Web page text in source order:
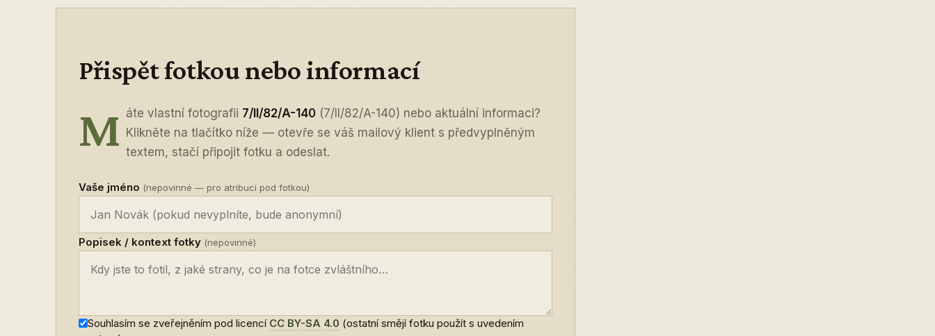
Přispět fotkou nebo informací
M áte vlastní fotografii 7/II/82/A-140 (7/II/82/A-140) nebo aktuální informaci?
Klikněte na tlačítko níže — otevře se váš mailový klient s předvyplněným
textem, stačí připojit fotku a odeslat.
Vaše jméno (nepovinné — pro atribuci pod fotkou)
Popisek / kontext fotky (nepovinné)
Souhlasím se zveřejněním pod licencí CC BY-SA 4.0 (ostatní smějí fotku použít s uvedením